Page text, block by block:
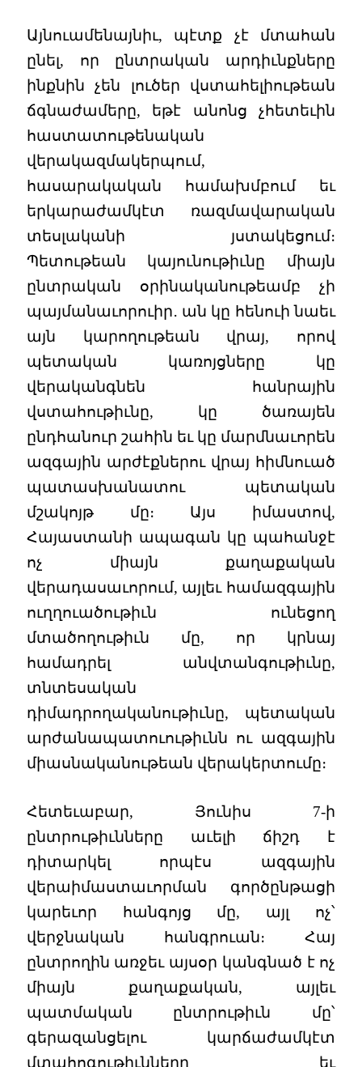
Այնուամենայնիւ, պէտք չէ մտահան
ընել, որ ընտրական արդիւնքները
ինքնին չեն լուծեր վստահելիութեան
ճգնաժամերը, եթէ անոնց չհետեւին
հաստատութենական
վերակազմակերպում,
հասարակական համախմբում եւ
երկարաժամկէտ ռազմավարական
տեսլականի յստակեցում։
Պետութեան կայունութիւնը միայն
ընտրական օրինականութեամբ չի
պայմանաւորուիր․ ան կը հենուի նաեւ
այն կարողութեան վրայ, որով
պետական կառոյցները կը
վերականգնեն հանրային
վստահութիւնը, կը ծառայեն
ընդհանուր շահին եւ կը մարմնաւորեն
ազգային արժէքներու վրայ հիմնուած
պատասխանատու պետական
մշակոյթ մը։ Այս իմաստով,
Հայաստանի ապագան կը պահանջէ
ոչ միայն քաղաքական
վերադասաւորում, այլեւ համազգային
ուղղուածութիւն ունեցող
մտածողութիւն մը, որ կրնայ
համադրել անվտանգութիւնը,
տնտեսական
դիմադրողականութիւնը, պետական
արժանապատուութիւնն ու ազգային
միասնականութեան վերակերտումը։
Հետեւաբար, Յունիս 7-ի
ընտրութիւնները աւելի ճիշդ է
դիտարկել որպէս ազգային
վերաիմաստաւորման գործընթացի
կարեւոր հանգոյց մը, այլ ոչ՝
վերջնական հանգրուան։ Հայ
ընտրողին առջեւ այսօր կանգնած է ոչ
միայն քաղաքական, այլեւ
պատմական ընտրութիւն մը՝
գերազանցելու կարճաժամկէտ
մտահոգութիւնները եւ